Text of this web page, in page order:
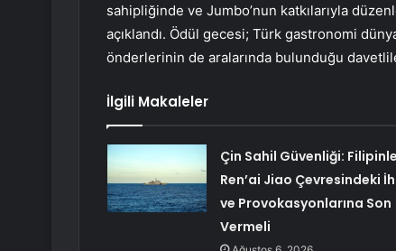
sahipliğinde ve Jumbo’nun katkılarıyla
açıklandı. Ödül gecesi; Türk gastronomi
önderlerinin de aralarında bulunduğu
İlgili Makaleler
Çin Sahil Güvenliği:
Ren’ai Jiao Çevresindeki
ve Provokasyonlarına Son
Vermeli